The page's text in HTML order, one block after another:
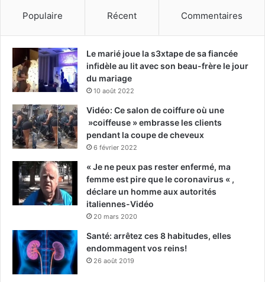
Populaire Récent Commentaires
Le marié joue la s3xtape de sa fiancée
infidèle au lit avec son beau-frère le jour
du mariage
10 août 2022
Vidéo: Ce salon de coiffure où une
»coiffeuse » embrasse les clients
pendant la coupe de cheveux
6 février 2022
« Je ne peux pas rester enfermé, ma
femme est pire que le coronavirus « ,
déclare un homme aux autorités
italiennes-Vidéo
20 mars 2020
Santé: arrêtez ces 8 habitudes, elles
endommagent vos reins!
26 août 2019